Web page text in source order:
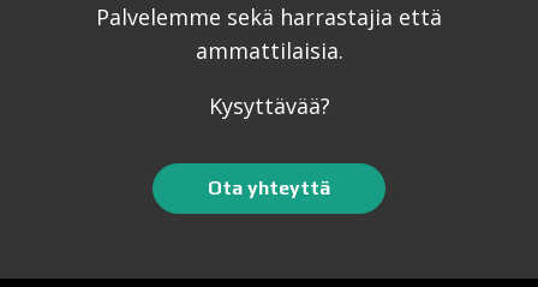
Palvelemme sekä harrastajia että
ammattilaisia.
Kysyttävää?
Ota yhteyttä